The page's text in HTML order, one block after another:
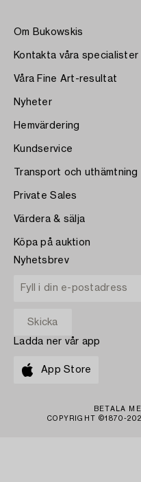
Om Bukowskis
Kontakta våra specialister
Våra Fine Art-resultat
Nyheter
Hemvärdering
Kundservice
Transport och uthämtning
Private Sales
Värdera & sälja
Köpa på auktion
Nyhetsbrev
Ladda ner vår app
App Store
BETALA
COPYRIGHT ©1870-